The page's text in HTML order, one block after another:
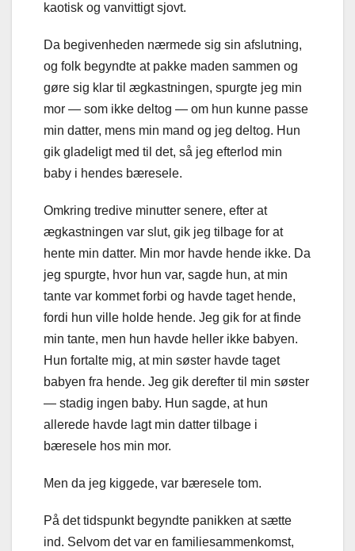
kaotisk og vanvittigt sjovt.
Da begivenheden nærmede sig sin afslutning,
og folk begyndte at pakke maden sammen og
gøre sig klar til ægkastningen, spurgte jeg min
mor — som ikke deltog — om hun kunne passe
min datter, mens min mand og jeg deltog. Hun
gik gladeligt med til det, så jeg efterlod min
baby i hendes bæresele.
Omkring tredive minutter senere, efter at
ægkastningen var slut, gik jeg tilbage for at
hente min datter. Min mor havde hende ikke. Da
jeg spurgte, hvor hun var, sagde hun, at min
tante var kommet forbi og havde taget hende,
fordi hun ville holde hende. Jeg gik for at finde
min tante, men hun havde heller ikke babyen.
Hun fortalte mig, at min søster havde taget
babyen fra hende. Jeg gik derefter til min søster
— stadig ingen baby. Hun sagde, at hun
allerede havde lagt min datter tilbage i
bæresele hos min mor.
Men da jeg kiggede, var bæresele tom.
På det tidspunkt begyndte panikken at sætte
ind. Selvom det var en familiesammenkomst,